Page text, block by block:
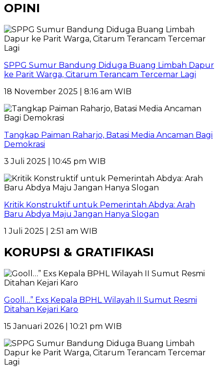
OPINI
SPPG Sumur Bandung Diduga Buang Limbah Dapur
ke Parit Warga, Citarum Terancam Tercemar Lagi
18 November 2025 | 8:16 am WIB
Tangkap Paiman Raharjo, Batasi Media Ancaman Bagi
Demokrasi
3 Juli 2025 | 10:45 pm WIB
Kritik Konstruktif untuk Pemerintah Abdya: Arah
Baru Abdya Maju Jangan Hanya Slogan
1 Juli 2025 | 2:51 am WIB
KORUPSI & GRATIFIKASI
Gooll…” Exs Kepala BPHL Wilayah II Sumut Resmi
Ditahan Kejari Karo
15 Januari 2026 | 10:21 pm WIB